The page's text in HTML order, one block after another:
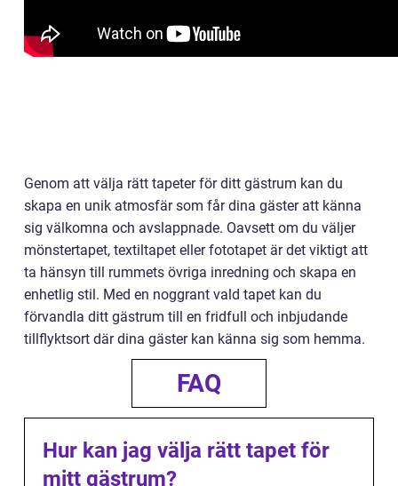
Genom att välja rätt tapeter för ditt gästrum kan du
skapa en unik atmosfär som får dina gäster att känna
sig välkomna och avslappnade. Oavsett om du väljer
mönstertapet, textiltapet eller fototapet är det viktigt att
ta hänsyn till rummets övriga inredning och skapa en
enhetlig stil. Med en noggrant vald tapet kan du
förvandla ditt gästrum till en fridfull och inbjudande
tillflyktsort där dina gäster kan känna sig som hemma.
FAQ
Hur kan jag välja rätt tapet för
mitt gästrum?